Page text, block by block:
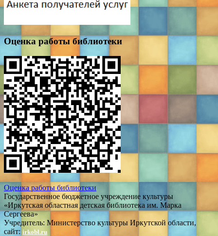
Оценка работы библиотеки
Оценка работы библиотеки
Государственное бюджетное учреждение культуры
«Иркутская областная детская библиотека им. Марка
Сергеева»
Учредитель: Министерство культуры Иркутской области,
сайт: irkobl.ru